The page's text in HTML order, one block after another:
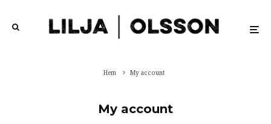
Hem My account
My account